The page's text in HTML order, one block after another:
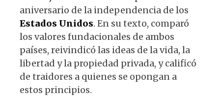
aniversario de la independencia de los
Estados Unidos. En su texto, comparó
los valores fundacionales de ambos
países, reivindicó las ideas de la vida, la
libertad y la propiedad privada, y calificó
de traidores a quienes se opongan a
estos principios.